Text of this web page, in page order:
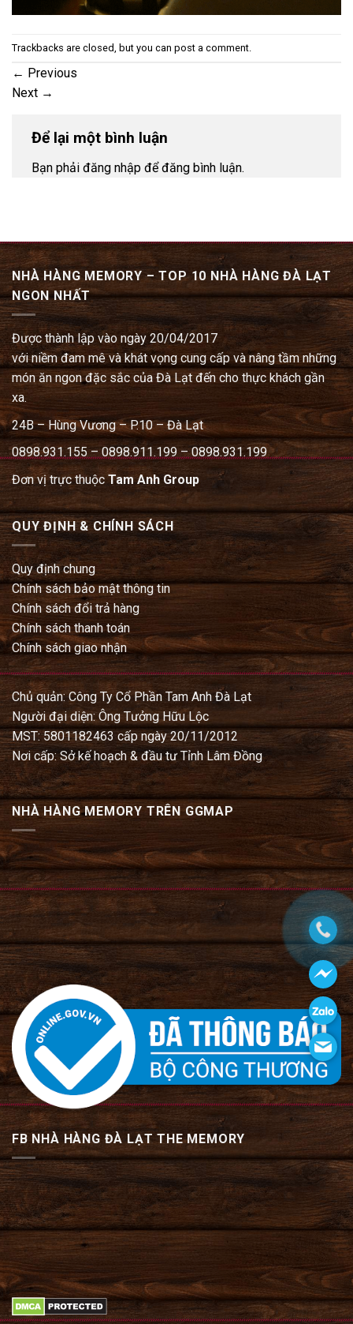
Trackbacks are closed, but you can post a comment
← Previous
Next →
Để lại một bình luận
Bạn phải đăng nhập để đăng bình luận.
NHÀ HÀNG MEMORY – TOP 10 NHÀ HÀNG ĐÀ LẠT
NGON NHẤT
Được thành lập vào ngày 20/04/2017
với niềm đam mê và khát vọng cung cấp và nâng tầm những
món ăn ngon đặc sắc của Đà Lạt đến cho thực khách gần
xa.
24B – Hùng Vương – P.10 – Đà Lạt
0898.931.155 – 0898.911.199 – 0898.931.199
Đơn vị trực thuộcTam Anh Group
QUY ĐỊNH & CHÍNH SÁCH
Quy định chung
Chính sách bảo mật thông tin
Chính sách đổi trả hàng
Chính sách thanh toán
Chính sách giao nhận
Chủ quản: Công Ty Cổ Phần Tam Anh Đà Lạt
Người đại diện: Ông Tưởng Hữu Lộc
MST: 5801182463 cấp ngày 20/11/2012
Nơi cấp: Sở kế hoạch & đầu tư Tỉnh Lâm Đồng
NHÀ HÀNG MEMORY TRÊN GGMAP
FB NHÀ HÀNG ĐÀ LẠT THE MEMORY